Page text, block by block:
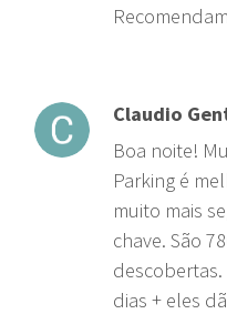
Claudio
Boa noite!
Parking é
muito mais
chave. São
dias + eles